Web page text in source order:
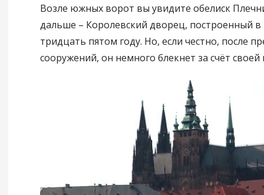
Возле южных ворот вы увидите обелиск
дальше – Королевский дворец, построенный в
тридцать пятом году. Но, если честно, после
сооружений, он немного блекнет за счёт своей